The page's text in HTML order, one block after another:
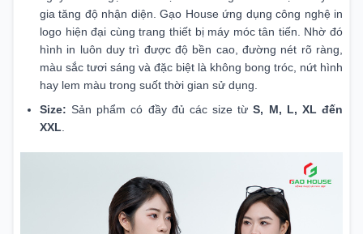
gia tăng độ nhận diện. Gạo House ứng dụng công nghệ in
logo hiện đại cùng trang thiết bị máy móc tân tiến. Nhờ đó
hình in luôn duy trì được độ bền cao, đường nét rõ ràng,
màu sắc tươi sáng và đặc biệt là không bong tróc, nứt hình
hay lem màu trong suốt thời gian sử dụng.
Size: Sản phẩm có đầy đủ các size từS, M, L, XL đến
XXL.